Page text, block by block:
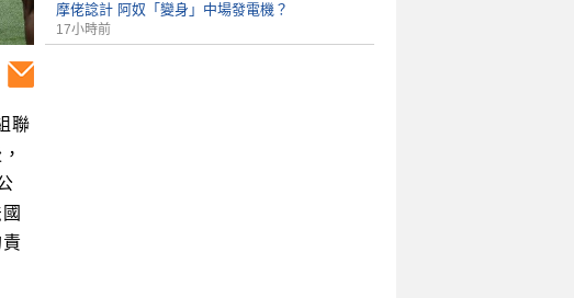
聯
摩佬諗計 阿奴「變身」中場發電機？
17小時前